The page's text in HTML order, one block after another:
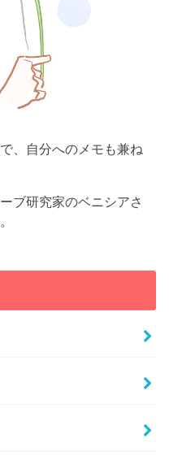
、自分へのメモも兼ね
ブ研究家のベニシアさ